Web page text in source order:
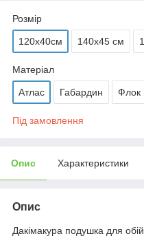
Розмір
120х40см 140х45 см
Матеріал
Атлас Габардин Флок
Під замовлення
Опис Характеристики
Опис
Дакімакура подушка для